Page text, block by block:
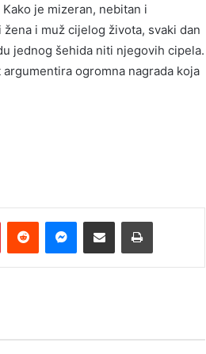
je mizeran, nebitan i
i muž cijelog života, svaki dan
jednog šehida niti njegovih cipela.
ogromna nagrada koja